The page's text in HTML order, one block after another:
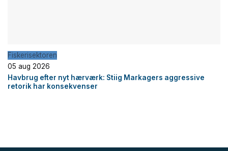
Fiskerisektoren
05 aug 2026
Havbrug efter nyt hærværk: Stiig Markagers aggressive
retorik har konsekvenser